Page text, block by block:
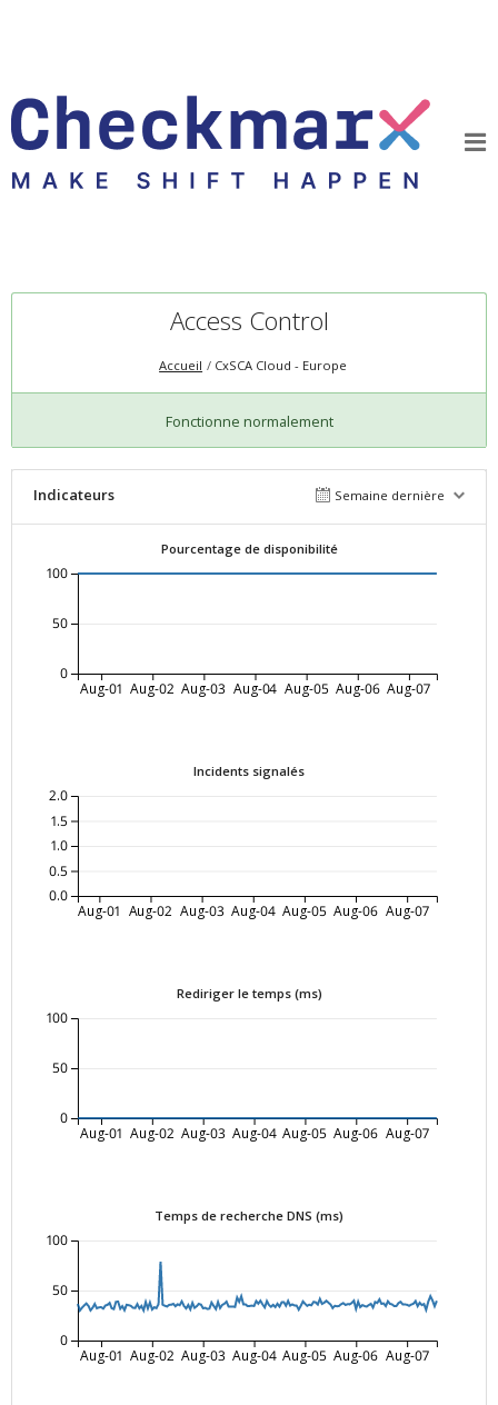
Access Control
Accueil CxSCA Cloud - Europe
Fonctionne normalement
Indicateurs Semaine dernière
Pourcentage de disponibilité
Aug-01 Aug-02 Aug-03 Aug-04 Aug-05 Aug-06 Aug-07
0
50
100
Incidents signalés
Aug-01 Aug-02 Aug-03 Aug-04 Aug-05 Aug-06 Aug-07
0.0
0.5
1.0
1.5
2.0
Rediriger le temps (ms)
Aug-01 Aug-02 Aug-03 Aug-04 Aug-05 Aug-06 Aug-07
0
50
100
Temps de recherche DNS (ms)
Aug-01 Aug-02 Aug-03 Aug-04 Aug-05 Aug-06 Aug-07
0
50
100